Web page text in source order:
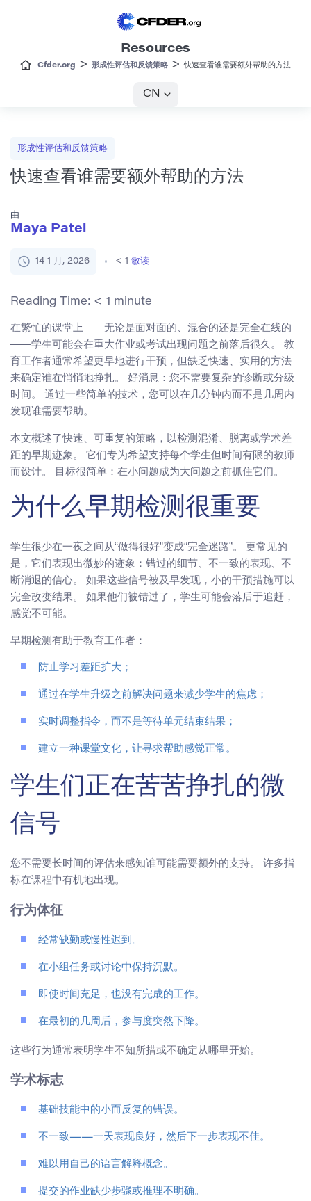
Resources
Cfder.org > 形成性评估和反馈策略 >快速查看谁需要额外帮助的方法
CN
形成性评估和反馈策略
快速查看谁需要额外帮助的方法
由
Maya Patel
14 1 月, 2026 < 1 敏读
Reading Time: < 1 minute
在繁忙的课堂上——无论是面对面的、混合的还是完全在线的
——学生可能会在重大作业或考试出现问题之前落后很久。 教
育工作者通常希望更早地进行干预，但缺乏快速、实用的方法
来确定谁在悄悄地挣扎。 好消息：您不需要复杂的诊断或分级
时间。 通过一些简单的技术，您可以在几分钟内而不是几周内
发现谁需要帮助。
本文概述了快速、可重复的策略，以检测混淆、脱离或学术差
距的早期迹象。 它们专为希望支持每个学生但时间有限的教师
而设计。 目标很简单：在小问题成为大问题之前抓住它们。
为什么早期检测很重要
学生很少在一夜之间从“做得很好”变成“完全迷路”。 更常见的
是，它们表现出微妙的迹象：错过的细节、不一致的表现、不
断消退的信心。 如果这些信号被及早发现，小的干预措施可以
完全改变结果。 如果他们被错过了，学生可能会落后于追赶，
感觉不可能。
早期检测有助于教育工作者：
防止学习差距扩大；
通过在学生升级之前解决问题来减少学生的焦虑；
实时调整指令，而不是等待单元结束结果；
建立一种课堂文化，让寻求帮助感觉正常。
学生们正在苦苦挣扎的微
信号
您不需要长时间的评估来感知谁可能需要额外的支持。 许多指
标在课程中有机地出现。
行为体征
经常缺勤或慢性迟到。
在小组任务或讨论中保持沉默。
即使时间充足，也没有完成的工作。
在最初的几周后，参与度突然下降。
这些行为通常表明学生不知所措或不确定从哪里开始。
学术标志
基础技能中的小而反复的错误。
不一致——一天表现良好，然后下一步表现不佳。
难以用自己的语言解释概念。
提交的作业缺少步骤或推理不明确。